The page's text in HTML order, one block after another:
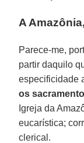
A
Parece-me,
partir daquilo
especificidade
os
Igreja da
eucarística;
clerical.